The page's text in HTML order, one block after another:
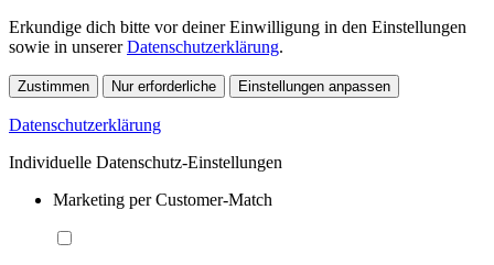
Erkundige dich bitte vor deiner Einwilligung in den Einstellungen
sowie in unsererDatenschutzerklärung.
Zustimmen Nur erforderliche Einstellungen anpassen
Datenschutzerklärung
Individuelle Datenschutz-Einstellungen
Marketing per Customer-Match